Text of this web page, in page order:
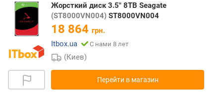
Жорсткий диск 3.5" 8TB Seagate
(ST8000VN004) ST8000VN004
18 864 грн.
Itbox.ua
С нами 8 лет
(Киев)
Перейти в магазин